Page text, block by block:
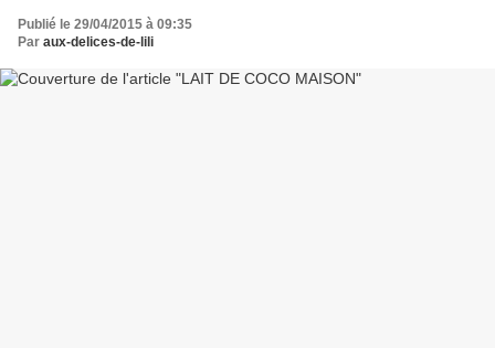
Publié le 29/04/2015 à 09:35
Par aux-delices-de-lili